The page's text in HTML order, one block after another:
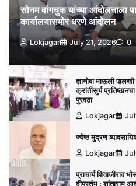
सोनम वांगचुक यांच्या आंदोलनाला
कार्यालयासमोर धरणे आंदोलन
Lokjagar July 21, 2026 0
ज्ञानोबा माऊली
क्रांतीसुर्य
पुरवठा
Lokjagar
ज्येष्ठ मुद्रण
Lokjagar
प्राचार्य शिवाजीराव
दीपस्तंभ : शांताराम